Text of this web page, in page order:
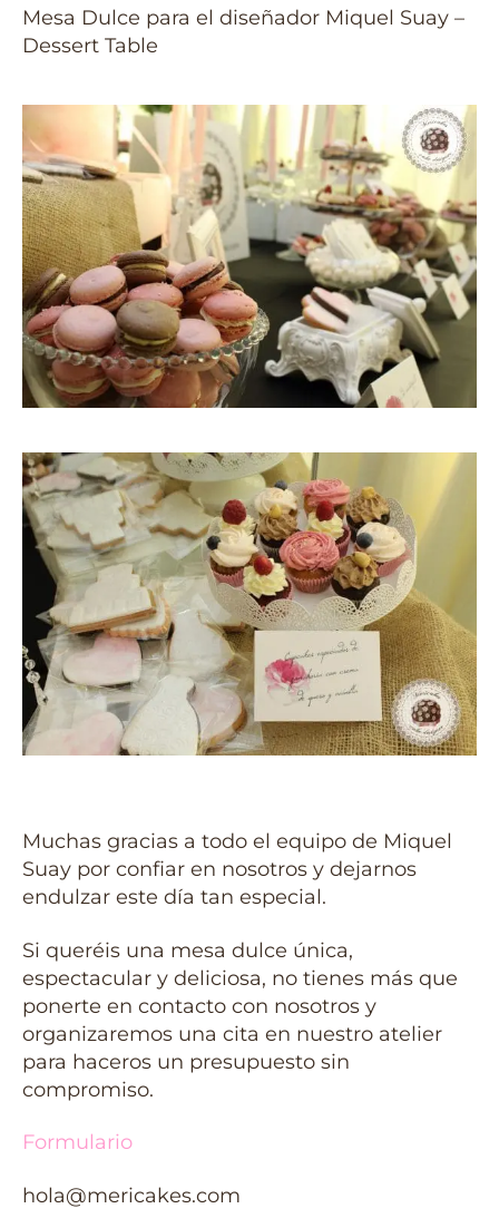
Mesa Dulce para el diseñador Miquel Suay –
Dessert Table
Muchas gracias a todo el equipo de Miquel
Suay por confiar en nosotros y dejarnos
endulzar este día tan especial.
Si queréis una mesa dulce única,
espectacular y deliciosa, no tienes más que
ponerte en contacto con nosotros y
organizaremos una cita en nuestro atelier
para haceros un presupuesto sin
compromiso.
Formulario
hola@mericakes.com